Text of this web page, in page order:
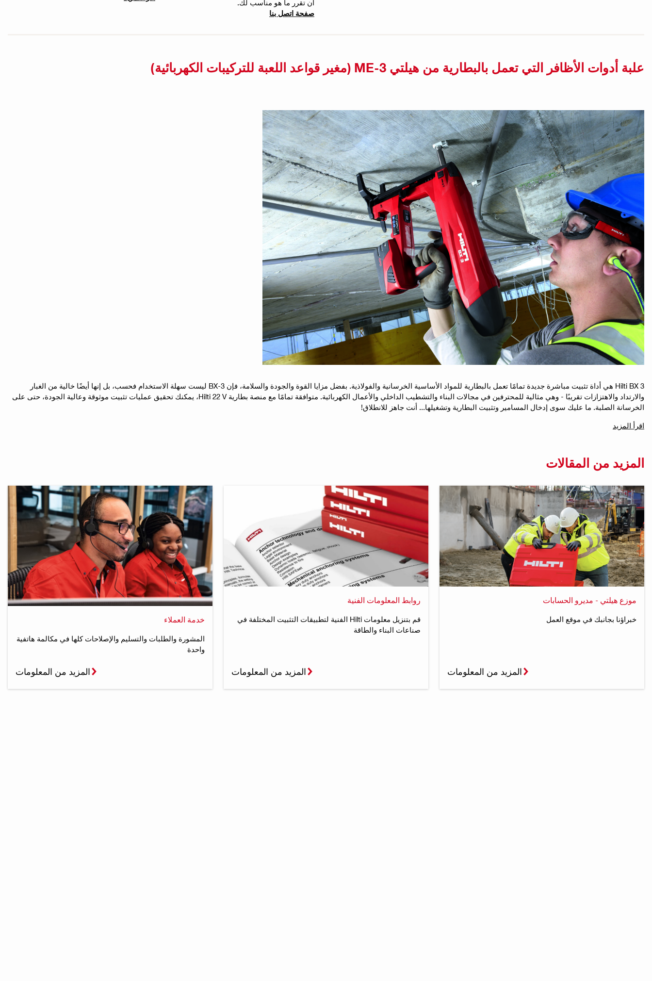
أن تقرر ما هو مناسب لك.
صفحة اتصل بنا
علبة أدوات الأظافر التي تعمل بالبطارية من هيلتي 3-ME (مغير قواعد اللعبة للتركيبات الكهربائية)
Hilti BX 3 هي أداة تثبيت مباشرة جديدة تمامًا تعمل بالبطارية للمواد الأساسية الخرسانية والفولاذية. بفضل مزايا القوة والجودة والسلامة، فإن BX-3 ليست سهلة الاستخدام فحسب، بل إنها أيضًا خالية من الغبار
والارتداد والاهتزازات تقريبًا - وهي مثالية للمحترفين في مجالات البناء والتشطيب الداخلي والأعمال الكهربائية. متوافقة تمامًا مع منصة بطارية Hilti 22 V، يمكنك تحقيق عمليات تثبيت موثوقة وعالية الجودة، حتى على
الخرسانة الصلبة. ما عليك سوى إدخال المسامير وتثبيت البطارية وتشغيلها... أنت جاهز للانطلاق!
اقرأ المزيد
المزيد من المقالات
موزع هيلتي - مديرو الحسابات
خبراؤنا بجانبك في موقع العمل
المزيد من المعلومات
روابط المعلومات الفنية
قم بتنزيل معلومات Hilti الفنية لتطبيقات التثبيت المختلفة في
صناعات البناء والطاقة
المزيد من المعلومات
خدمة العملاء
المشورة والطلبات والتسليم والإصلاحات كلها في مكالمة هاتفية
واحدة
المزيد من المعلومات